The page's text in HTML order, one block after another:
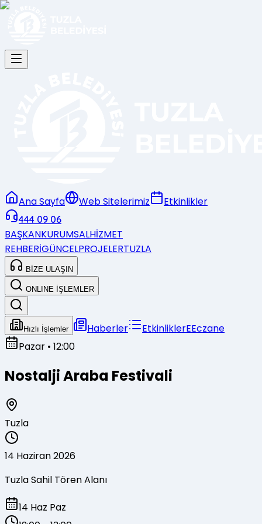
Ana Sayfa Web Sitelerimiz Etkinlikler
444 09 06
BAŞKANKURUMSALHİZMET
REHBERİGÜNCELPROJELERTUZLA
BİZE ULAŞIN
ONLINE İŞLEMLER
Hızlı İşlemler Haberler EtkinliklerEEczane
Pazar • 12:00
Nostalji Araba Festivali
Tuzla
14 Haziran 2026
Tuzla Sahil Tören Alanı
14 Haz Paz